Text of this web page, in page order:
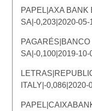
PAPEL|AXA BANK
SA|-0,203|2020-05-
SA|-0,100|2019-10-
ITALY|-0,086|2020-